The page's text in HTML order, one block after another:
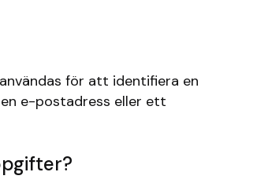
för att identifiera en
e-postadress eller ett